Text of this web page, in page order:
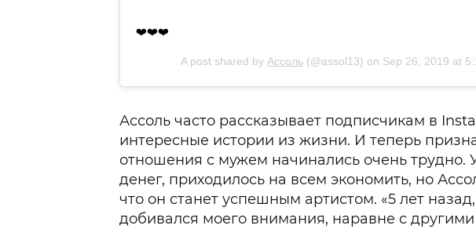
❤️❤️❤️
A post shared byАссоль (@assol13) on Sep 26, 2019 at
Ассоль часто рассказывает подписчикам в
интересные истории из жизни. И теперь
отношения с мужем начинались очень трудно.
денег, приходилось на всем экономить, но
что он станет успешным артистом. «5 лет
добивался моего внимания, наравне с